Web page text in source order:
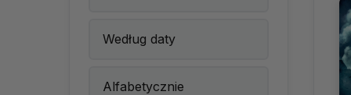
Według daty
Alfabetycznie